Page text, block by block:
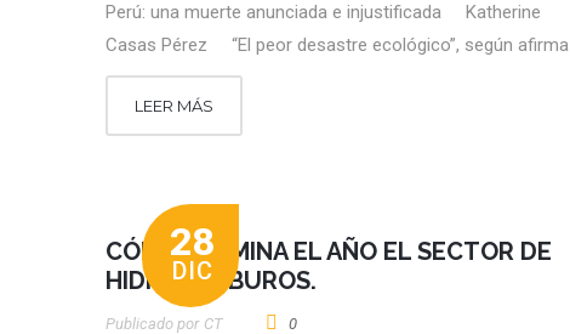
Perú: una muerte anunciada e injustificada Katherine
Casas Pérez “El peor desastre ecológico”, según afirma
LEER MÁS
28
DIC
CÓMO TERMINA EL AÑO EL SECTOR DE
HIDROCARBUROS.
Publicado por CT 0